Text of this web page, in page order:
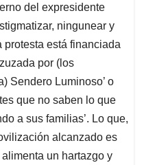
del expresidente
ningunear y
protesta está financiada
por (los
Sendero Luminoso’ o
que no saben lo que
a sus familias’. Lo que,
alcanzado es
un hartazgo y